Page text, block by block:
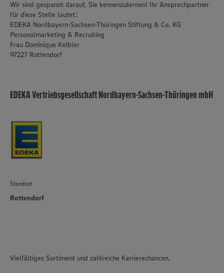
Wir sind gespannt darauf, Sie kennenzulernen! Ihr Ansprechpartner
für diese Stelle lautet:
EDEKA Nordbayern-Sachsen-Thüringen Stiftung & Co. KG
Personalmarketing & Recruiting
Frau Dominique Kelbler
97227 Rottendorf
EDEKA Vertriebsgesellschaft Nordbayern-Sachsen-Thüringen mbH
Standort
Rottendorf
Vielfältiges Sortiment und zahlreiche Karrierechancen.